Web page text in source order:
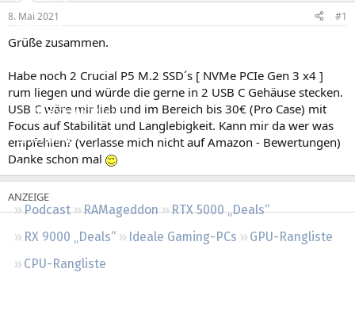
Aktuelles
Neue Beiträge
Neueste Aktivitäten
Leserartikel
Regeln
Podcast RAMageddon
RTX 5000 „Deals“
RX 9000 „Deals“
Ideale Gaming-PCs
GPU-Rangliste
CPU-Rangliste
l
e
r
t
a
8. Mai 2021 #1
Grüße zusammen.
Habe noch 2 Crucial P5 M.2 SSD´s [ NVMe PCIe Gen 3 x4 ]
rum liegen und würde die gerne in 2 USB C Gehäuse stecken.
USB C wäre mir lieb und im Bereich bis 30€ (Pro Case) mit
Focus auf Stabilität und Langlebigkeit. Kann mir da wer was
empfehlen? (verlasse mich nicht auf Amazon - Bewertungen)
Danke schon mal